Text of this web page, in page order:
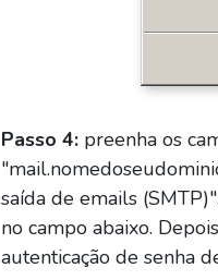
Passo 4: preenha os
saída de emails
no campo abaixo.
autenticação de senha